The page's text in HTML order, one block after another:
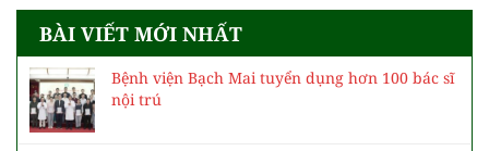
BÀI VIẾT MỚI NHẤT
Bệnh viện Bạch Mai tuyển dụng hơn 100 bác sĩ
nội trú